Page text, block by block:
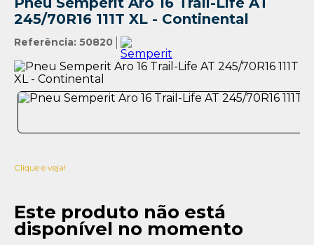
245/70R16 111T XL - Continental
Referência: 50820
Clique e veja!
Este produto não está
disponível no momento